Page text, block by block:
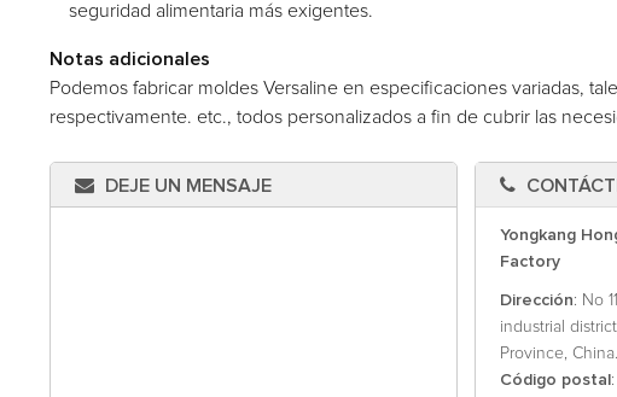
seguridad alimentaria más exigentes.
Notas adicionales
Podemos fabricar moldes Versaline en especificaciones variadas,
respectivamente. etc., todos personalizados a fin de cubrir las
DEJE UN MENSAJE
Yongkang
Factory
Dirección: No
industrial
Province, China.
Código postal